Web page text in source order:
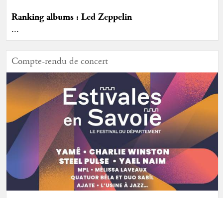
Ranking albums : Led Zeppelin
...
Compte-rendu de concert